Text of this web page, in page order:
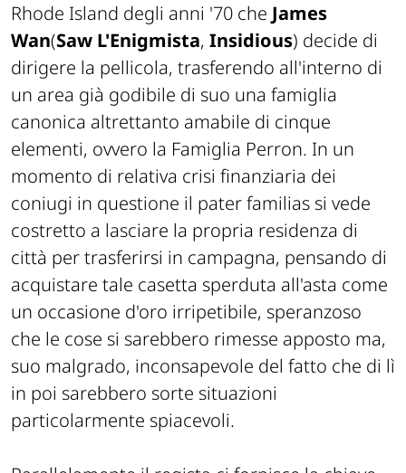
Rhode Island degli anni '70 che James
Wan(Saw L'Enigmista, Insidious) decide di
dirigere la pellicola, trasferendo all'interno di
un area già godibile di suo una famiglia
canonica altrettanto amabile di cinque
elementi, ovvero la Famiglia Perron. In un
momento di relativa crisi finanziaria dei
coniugi in questione il pater familias si vede
costretto a lasciare la propria residenza di
città per trasferirsi in campagna, pensando di
acquistare tale casetta sperduta all'asta come
un occasione d'oro irripetibile, speranzoso
che le cose si sarebbero rimesse apposto ma,
suo malgrado, inconsapevole del fatto che di lì
in poi sarebbero sorte situazioni
particolarmente spiacevoli.